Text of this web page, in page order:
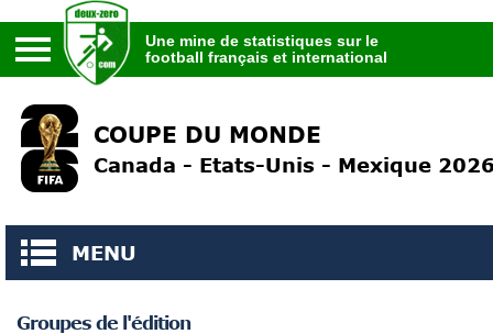
football français et international
Une mine de statistiques sur le
football français et international
COUPE DU MONDE
Canada - Etats-Unis - Mexique
MENU
Groupes de l'édition